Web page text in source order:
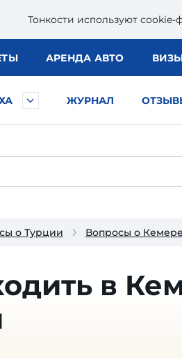
Тонкости используют сookie-
АРЕНДА АВТО
ЖУРНАЛ
о Турции Вопросы о Кемере
в